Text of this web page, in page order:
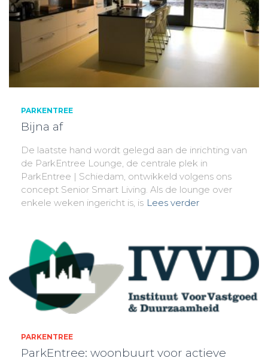
PARKENTREE
Bijna af
De laatste hand wordt gelegd aan de inrichting van
de ParkEntree Lounge, de centrale plek in
ParkEntree | Schiedam, ontwikkeld volgens ons
concept Senior Smart Living. Als de lounge over
enkele weken ingericht is, is Lees verder
PARKENTREE
ParkEntree: woonbuurt voor actieve